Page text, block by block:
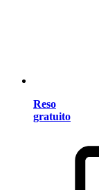
Reso
gratuito